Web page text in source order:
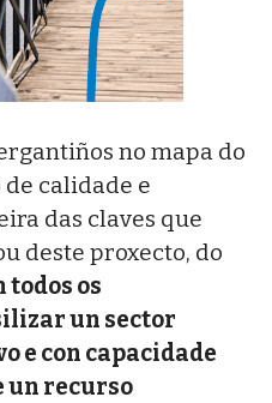
no mapa do
calidade e
das claves que
deste proxecto, do
todos os
un sector
e con capacidade
un recurso